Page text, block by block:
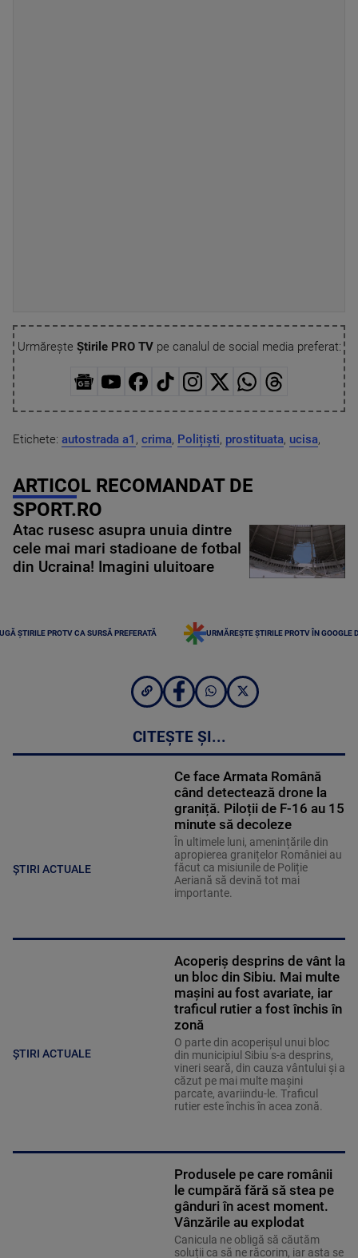
Urmărește Știrile PRO TVpe canalul de social media preferat:
Etichete: autostrada a1 , crima, Polițiști, prostituata, ucisa,
ARTICOL RECOMANDAT DE
SPORT.RO
Atac rusesc asupra unuia dintre
cele mai mari stadioane de fotbal
din Ucraina! Imagini uluitoare
ȘTIRILE PROTV CA SURSĂ PREFERATĂ URMĂREȘTE ȘTIRILE PROTV ÎN GOOGLE
CITEȘTE ȘI...
ȘTIRI ACTUALE
Ce face Armata Română
când detectează drone la
graniță. Piloții de F-16 au 15
minute să decoleze
În ultimele luni, amenințările din
apropierea granițelor României au
făcut ca misiunile de Poliție
Aeriană să devină tot mai
importante.
ȘTIRI ACTUALE
Acoperiş desprins de vânt la
un bloc din Sibiu. Mai multe
maşini au fost avariate, iar
traficul rutier a fost închis în
zonă
O parte din acoperişul unui bloc
din municipiul Sibiu s-a desprins,
vineri seară, din cauza vântului şi a
căzut pe mai multe maşini
parcate, avariindu-le. Traficul
rutier este închis în acea zonă.
Produsele pe care românii
le cumpără fără să stea pe
gânduri în acest moment.
Vânzările au explodat
Canicula ne obligă să căutăm
soluții ca să ne răcorim, iar asta se